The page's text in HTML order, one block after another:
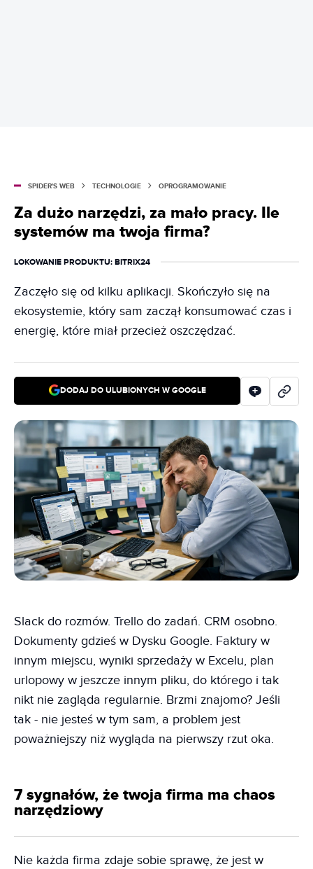
SPIDER'S WEB TECHNOLOGIE OPROGRAMOWANIE
Za dużo narzędzi, za mało pracy. Ile
systemów ma twoja firma?
LOKOWANIE PRODUKTU: BITRIX24
Zaczęło się od kilku aplikacji. Skończyło się na
ekosystemie, który sam zaczął konsumować czas i
energię, które miał przecież oszczędzać.
DODAJ DO ULUBIONYCH W GOOGLE
Slack do rozmów. Trello do zadań. CRM osobno.
Dokumenty gdzieś w Dysku Google. Faktury w
innym miejscu, wyniki sprzedaży w Excelu, plan
urlopowy w jeszcze innym pliku, do którego i tak
nikt nie zagląda regularnie. Brzmi znajomo? Jeśli
tak - nie jesteś w tym sam, a problem jest
poważniejszy niż wygląda na pierwszy rzut oka.
7 sygnałów, że twoja firma ma chaos
narzędziowy
Nie każda firma zdaje sobie sprawę, że jest w